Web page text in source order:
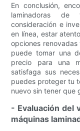
En conclusión,
laminadoras de
consideración e
en línea, estar
opciones
puede tomar una
precio para una
satisfaga sus
puedes proteger tu
nuevo sin tener que
- Evaluación del
máquinas